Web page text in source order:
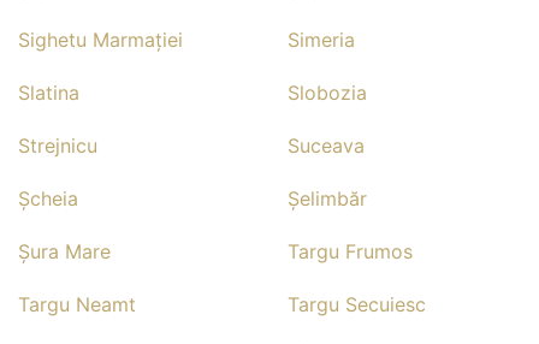
Sighetu Marmaţiei Simeria
Slatina Slobozia
Strejnicu Suceava
Şcheia Şelimbăr
Şura Mare Targu Frumos
Targu Neamt Targu Secuiesc